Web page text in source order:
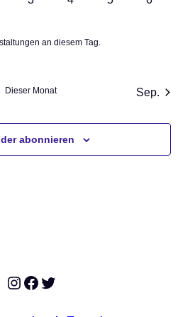
an diesem Tag.
Dieser Monat Sep.
abonnieren
Instagram
Facebook
Twitter